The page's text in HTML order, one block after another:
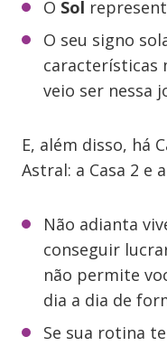
O Sol
O seu signo
características
veio ser nessa
E, além disso, há
Astral: a Casa 2 e
Não adianta
conseguir
não permite
dia a dia de
Se sua rotina